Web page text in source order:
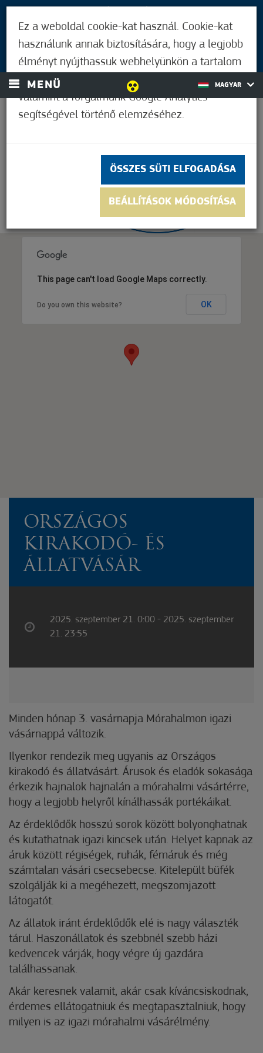
BEJELENTKEZÉS
MENÜ MAGYAR
This page can't load Google Maps correctly.
Do you own this website? OK
ORSZÁGOS
KIRAKODÓ- ÉS
ÁLLATVÁSÁR
2025. szeptember 21. 0:00 - 2025. szeptember
21. 23:55
Minden hónap 3. vasárnapja Mórahalmon igazi
vásárnappá változik.
Ilyenkor rendezik meg ugyanis az Országos
kirakodó és állatvásárt. Árusok és eladók sokasága
érkezik hajnalok hajnalán a mórahalmi vásártérre,
hogy a legjobb helyről kínálhassák portékáikat.
Az érdeklődők hosszú sorok között bolyonghatnak
és kutathatnak igazi kincsek után. Helyet kapnak az
áruk között régiségek, ruhák, fémáruk és még
számtalan vásári csecsebecse. Kitelepült büfék
szolgálják ki a megéhezett, megszomjazott
látogatót.
Az állatok iránt érdeklődők elé is nagy választék
tárul. Haszonállatok és szebbnél szebb házi
kedvencek várják, hogy végre új gazdára
találhassanak.
Akár keresnek valamit, akár csak kíváncsiskodnak,
érdemes ellátogatniuk és megtapasztalniuk, hogy
milyen is az igazi mórahalmi vásárélmény.
Ez a weboldal cookie-kat használ. Cookie-kat
használunk annak biztosítására, hogy a legjobb
élményt nyújthassuk webhelyünkön a tartalom
és a hirdetések személyre szabásához,
valamint a forgalmunk Google Analytics
segítségével történő elemzéséhez.
ÖSSZES SÜTI ELFOGADÁSA
BEÁLLÍTÁSOK MÓDOSÍTÁSA